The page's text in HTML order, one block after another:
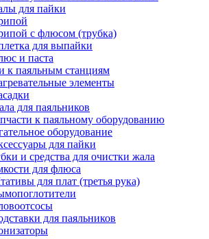
для пайки
с флюсом (трубка)
для выпайки
и паста
к паяльным станциям
элементы
для паяльников
к паяльному оборудованию
оборудование
для пайки
и средства для очистки жала
для флюса
для плат (третья рука)
для паяльников